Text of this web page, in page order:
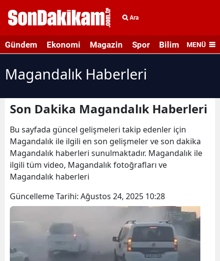
Ara
Gündem Ekonomi Magazin Spor Bilim veMENÜ
Magandalık Haberleri
Son Dakika Magandalık Haberleri
Bu sayfada güncel gelişmeleri takip edenler için
Magandalık ile ilgili en son gelişmeler ve son dakika
Magandalık haberleri sunulmaktadır. Magandalık ile
ilgili tüm video, Magandalık fotoğrafları ve
Magandalık haberleri
Güncelleme Tarihi: Ağustos 24, 2025 10:28